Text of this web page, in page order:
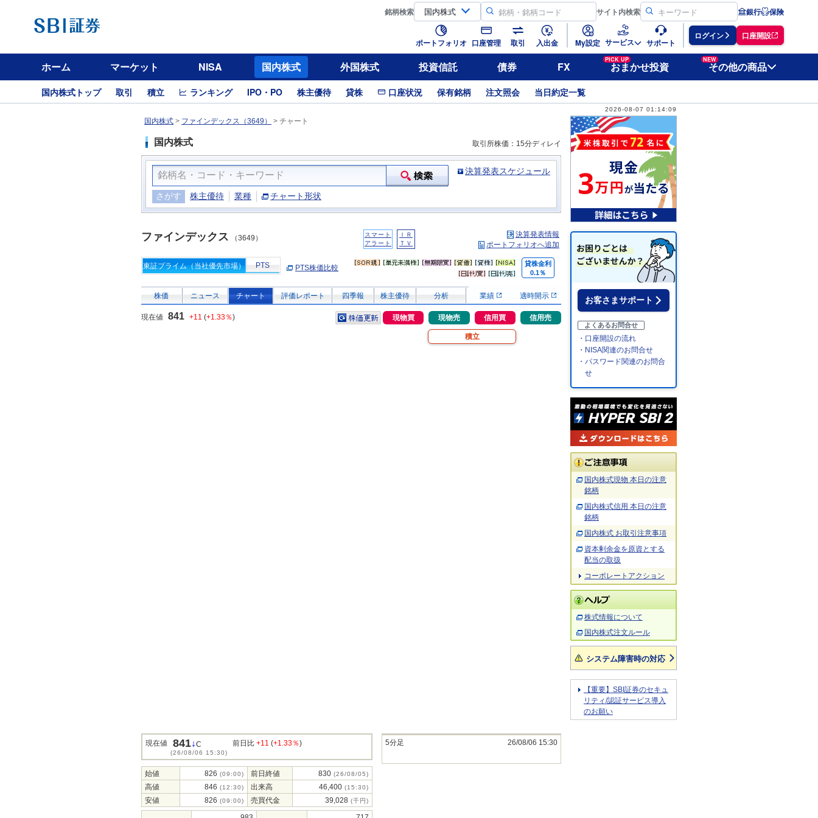
銘柄検索 サイト内検索 銀行 保険
ポートフォリオ 口座管理 取引 入出金 My設定 サービス サポート
ログイン 口座開設
ホーム マーケット NISA 国内株式 外国株式 投資信託 債券 FX
PICK UP
おまかせ投資
NEW
その他の商品
国内株式トップ 取引 積立 ランキング IPO・PO 株主優待 貸株 口座状況 保有銘柄 注文照会 当日約定一覧
2026-08-07 01:14:09
国内株式 > ファインデックス（3649） > チャート
国内株式 取引所株価：15分ディレイ
決算発表スケジュール
さがす 株主優待 業種 チャート形状
ファインデックス （3649）
スマート
アラート
ＩＲ
ＴＶ
決算発表情報
ポートフォリオへ追加
東証プライム（当社優先市場） PTS PTS株価比較
貸株金利
0.1％
株価 ニュース チャート 評価レポート 四季報 株主優待 分析 業績 適時開示
現在値 841 +11 (+1.33％) 現物買 現物売 信用買 信用売
積立
現在値 841↓C
(26/08/06 15:30)
前日比 +11 (+1.33％)
始値 826 (09:00) 前日終値 830 (26/08/05)
高値 846 (12:30) 出来高 46,400 (15:30)
安値 826 (09:00) 売買代金 39,028 (千円)
5分足 26/08/06 15:30
お客さまサポート
よくあるお問合せ
・口座開設の流れ
・NISA関連のお問合せ
・パスワード関連のお問合
せ
国内株式現物 本日の注意
銘柄
国内株式信用 本日の注意
銘柄
国内株式 お取引注意事項
資本剰余金を原資とする
配当の取扱
コーポレートアクション
株式情報について
国内株式注文ルール
システム障害時の対応
【重要】SBI証券のセキュ
リティ/認証サービス導入
のお願い